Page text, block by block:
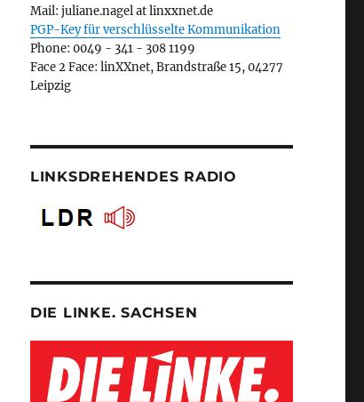
Mail: juliane.nagel at linxxnet.de
PGP-Key für verschlüsselte Kommunikation
Phone: 0049 - 341 - 308 1199
Face 2 Face: linXXnet, Brandstraße 15, 04277
Leipzig
LINKSDREHENDES RADIO
DIE LINKE. SACHSEN